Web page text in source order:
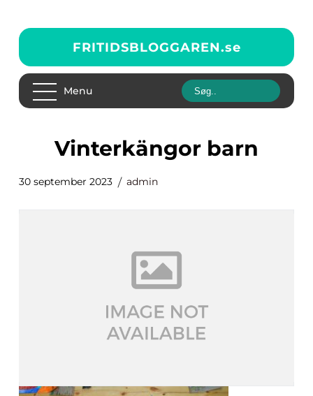
FRITIDSBLOGGAREN.se
Menu
vinterkängor barn
30 september 2023 admin